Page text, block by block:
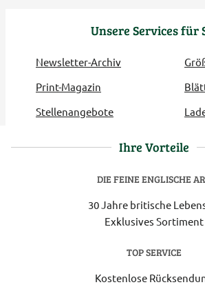
Unsere Services für
Newsletter-Archiv
Print-Magazin
Stellenangebote
Ihre Vorteile
DIE FEINE ENGLISCHE
30 Jahre britische
Exklusives Sortiment
TOP SERVICE
Kostenlose